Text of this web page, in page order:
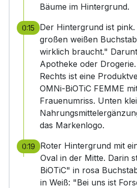
Bäume im Hintergrund.
0:15
Der Hintergrund ist
großen weißen
wirklich braucht."
Apotheke oder
Rechts ist eine
OMNi-BiOTiC FEMME
Frauenumriss. Unten
das Markenlogo.
0:19
Roter Hintergrund mit
Oval in der Mitte. Darin
BiOTiC" in rosa
in Weiß: "Bei uns ist